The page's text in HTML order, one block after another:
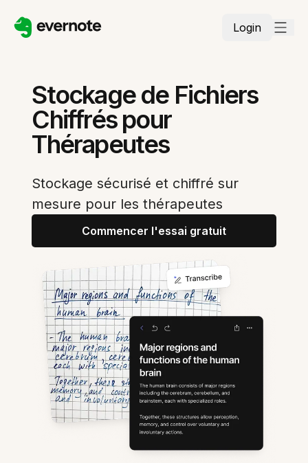
Login
Stockage de Fichiers
Chiffrés pour
Thérapeutes
Stockage sécurisé et chiffré sur
mesure pour les thérapeutes
Commencer l'essai gratuit